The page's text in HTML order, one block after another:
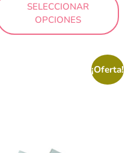
SELECCIONAR
OPCIONES
¡Oferta!